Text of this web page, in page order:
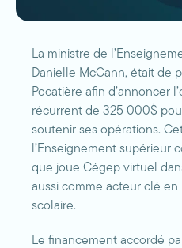
La ministre de
Danielle McCann, était de
Pocatière afin d’annoncer
récurrent de 325 000$
soutenir ses opérations.
l’Enseignement supérieur
que joue Cégep virtuel
aussi comme acteur clé
scolaire.
Le financement accordé